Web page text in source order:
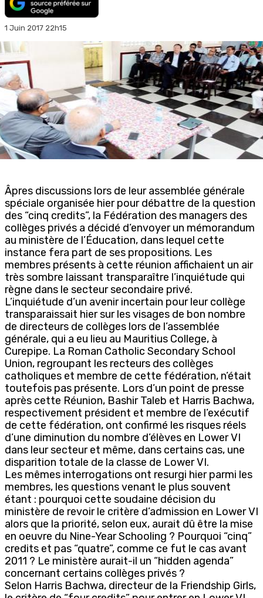
1 Juin 2017 22h15
Âpres discussions lors de leur assemblée générale
spéciale organisée hier pour débattre de la question
des “cinq credits”, la Fédération des managers des
collèges privés a décidé d’envoyer un mémorandum
au ministère de l’Éducation, dans lequel cette
instance fera part de ses propositions. Les
membres présents à cette réunion affichaient un air
très sombre laissant transparaître l’inquiétude qui
règne dans le secteur secondaire privé.
L’inquiétude d’un avenir incertain pour leur collège
transparaissait hier sur les visages de bon nombre
de directeurs de collèges lors de l’assemblée
générale, qui a eu lieu au Mauritius College, à
Curepipe. La Roman Catholic Secondary School
Union, regroupant les recteurs des collèges
catholiques et membre de cette fédération, n’était
toutefois pas présente. Lors d’un point de presse
après cette Réunion, Bashir Taleb et Harris Bachwa,
respectivement président et membre de l’exécutif
de cette fédération, ont confirmé les risques réels
d’une diminution du nombre d’élèves en Lower VI
dans leur secteur et même, dans certains cas, une
disparition totale de la classe de Lower VI.
Les mêmes interrogations ont resurgi hier parmi les
membres, les questions venant le plus souvent
étant : pourquoi cette soudaine décision du
ministère de revoir le critère d’admission en Lower VI
alors que la priorité, selon eux, aurait dû être la mise
en oeuvre du Nine-Year Schooling ? Pourquoi “cinq”
credits et pas “quatre”, comme ce fut le cas avant
2011 ? Le ministère aurait-il un “hidden agenda”
concernant certains collèges privés ?
Selon Harris Bachwa, directeur de la Friendship Girls,